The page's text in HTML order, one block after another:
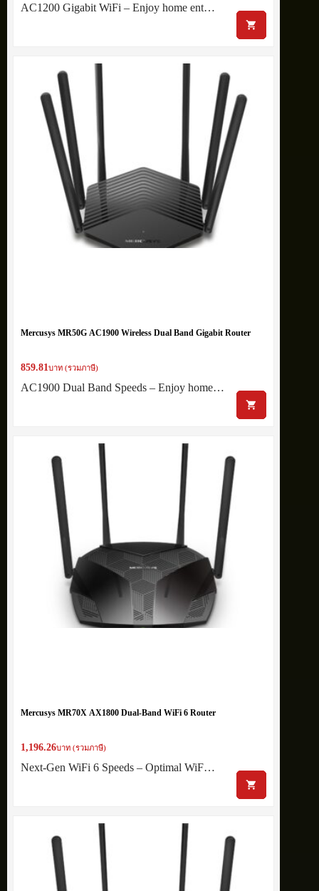
AC1200 Gigabit WiFi – Enjoy home ent…
Mercusys MR50G AC1900 Wireless Dual Band Gigabit Router
859.81 บาท (รวมภาษี)
AC1900 Dual Band Speeds – Enjoy home…
Mercusys MR70X AX1800 Dual-Band WiFi 6 Router
1,196.26บาท (รวมภาษี)
Next-Gen WiFi 6 Speeds – Optimal WiF…